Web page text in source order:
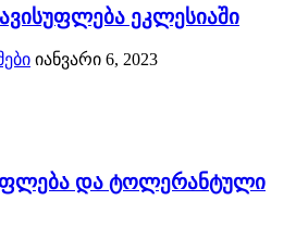
ეკლესიაში
იანვარი 6, 2023
და ტოლერანტული